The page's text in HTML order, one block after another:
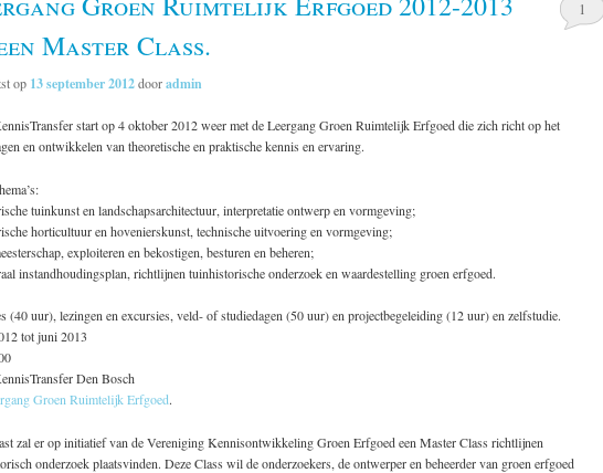
Master Class.
op 13 september 2012dooradmin
1
start op 4 oktober 2012 weer met de Leergang Groen Ruimtelijk Erfgoed die zich richt op het
en ontwikkelen van theoretische en praktische kennis en ervaring.
tuinkunst en landschapsarchitectuur, interpretatie ontwerp en vormgeving;
horticultuur en hovenierskunst, technische uitvoering en vormgeving;
exploiteren en bekostigen, besturen en beheren;
instandhoudingsplan, richtlijnen tuinhistorische onderzoek en waardestelling groen erfgoed.
(40 uur), lezingen en excursies, veld- of studiedagen (50 uur) en projectbegeleiding (12 uur) en zelfstudie.
tot juni 2013
Den Bosch
Groen Ruimtelijk Erfgoed.
zal er op initiatief van de Vereniging Kennisontwikkeling Groen Erfgoed een Master Class richtlijnen
onderzoek plaatsvinden. Deze Class wil de onderzoekers, de ontwerper en beheerder van groen erfgoed